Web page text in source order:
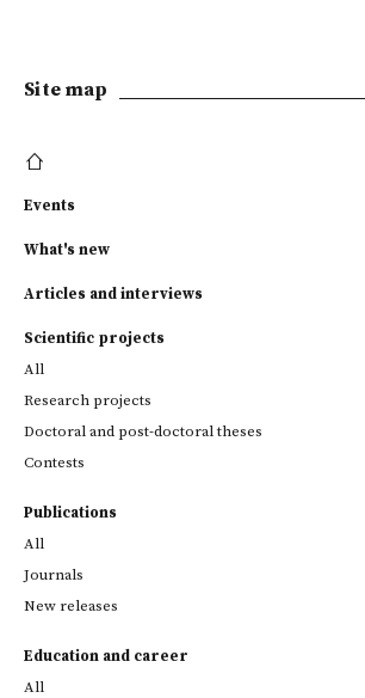
Site map
Events
What's new
Articles and interviews
Scientific projects
All
Research projects
Doctoral and post-doctoral theses
Contests
Publications
All
Journals
New releases
Education and career
All